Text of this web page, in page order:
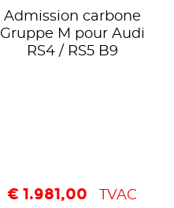
Admission carbone
Gruppe M pour Audi
RS4 / RS5 B9
€ 1.981,00 TVAC